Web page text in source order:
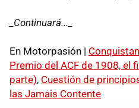
_Continuará..._
En Motorpasión |
Premio del ACF de 1908, el
parte), Cuestión de
las Jamais Contente